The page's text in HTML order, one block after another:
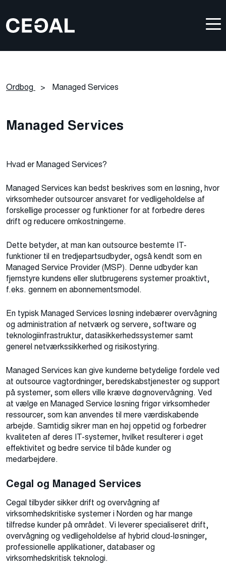
Ordbog > Managed Services
Managed Services
Hvad er Managed Services?
Managed Services kan bedst beskrives som en løsning, hvor
virksomheder outsourcer ansvaret for vedligeholdelse af
forskellige processer og funktioner for at forbedre deres
drift og reducere omkostningerne.
Dette betyder, at man kan outsource bestemte IT-
funktioner til en tredjepartsudbyder, også kendt som en
Managed Service Provider (MSP). Denne udbyder kan
fjernstyre kundens eller slutbrugerens systemer proaktivt,
f.eks. gennem en abonnementsmodel.
En typisk Managed Services løsning indebærer overvågning
og administration af netværk og servere, software og
teknologiinfrastruktur, datasikkerhedssystemer samt
generel netværkssikkerhed og risikostyring.
Managed Services kan give kunderne betydelige fordele ved
at outsource vagtordninger, beredskabstjenester og support
på systemer, som ellers ville kræve døgnovervågning. Ved
at vælge en Managed Service løsning frigør virksomheder
ressourcer, som kan anvendes til mere værdiskabende
arbejde. Samtidig sikrer man en høj oppetid og forbedrer
kvaliteten af deres IT-systemer, hvilket resulterer i øget
effektivitet og bedre service til både kunder og
medarbejdere.
Cegal og Managed Services
Cegal tilbyder sikker drift og overvågning af
virksomhedskritiske systemer i Norden og har mange
tilfredse kunder på området. Vi leverer specialiseret drift,
overvågning og vedligeholdelse af hybrid cloud-løsninger,
professionelle applikationer, databaser og
virksomhedskritisk teknologi.